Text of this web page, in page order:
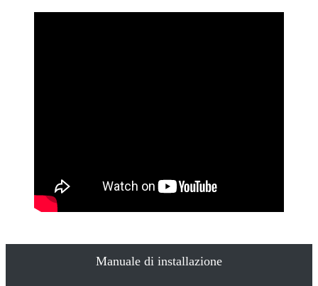
Manuale di installazione